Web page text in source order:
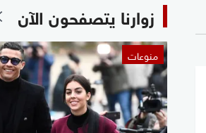
زوارنا يتصفحون الآن
منوعات